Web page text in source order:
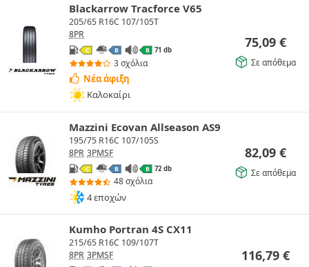
Blackarrow Tracforce V65
205/65 R16C 107/105T
8PR
C B B 71 db
3 σχόλια
Νέα άφιξη
Καλοκαίρι
75,09 €
Σε απόθεμα
Mazzini Ecovan Allseason AS9
195/75 R16C 107/105S
8PR 3PMSF
C B B 72 db
48 σχόλια
4 εποχών
82,09 €
Σε απόθεμα
Kumho Portran 4S CX11
215/65 R16C 109/107T
8PR 3PMSF 116,79 €